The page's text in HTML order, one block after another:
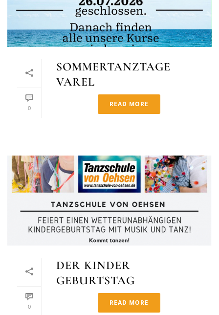
0
SOMMERTANZTAGE
VAREL
READ MORE
0
DER KINDER
GEBURTSTAG
READ MORE